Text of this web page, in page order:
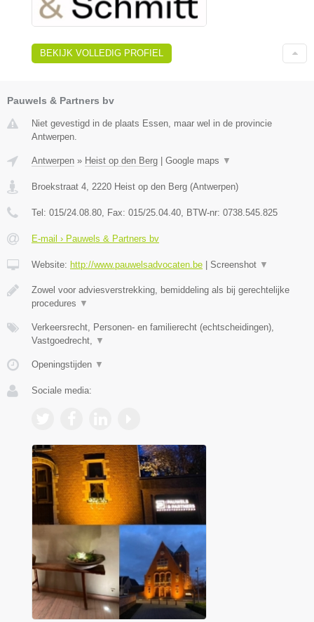
BEKIJK VOLLEDIG PROFIEL
Pauwels & Partners bv
Niet gevestigd in de plaats Essen, maar wel in de provincie
Antwerpen.
Antwerpen » Heist op den Berg Google maps ▼
Broekstraat 4 2220 Heist op den Berg (Antwerpen)
Tel: 015/24.08.80 , Fax: 015/25.04.40 , BTW-nr: 0738.545.825
E-mail › Pauwels & Partners bv
Website: http://www.pauwelsadvocaten.be Screenshot ▼
Zowel voor adviesverstrekking, bemiddeling als bij gerechtelijke
procedures ▼
Verkeersrecht, Personen- en familierecht (echtscheidingen),
Vastgoedrecht,
▼
Openingstijden ▼
Sociale media: